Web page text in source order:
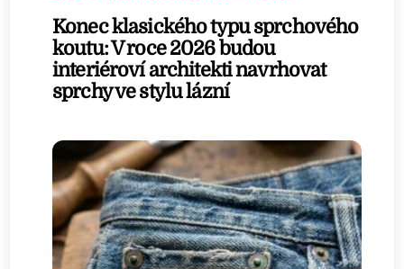
Konec klasického typu sprchového
koutu: V roce 2026 budou
interiéroví architekti navrhovat
sprchy ve stylu lázní